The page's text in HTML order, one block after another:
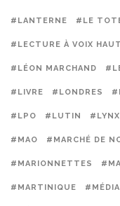
#LANTERNE #LE
#LECTURE À VOIX
#LÉON MARCHAND
#LIVRE #LONDRES
#LPO #LUTIN #LYNX
#MAO #MARCHÉ DE
#MARIONNETTES
#MARTINIQUE